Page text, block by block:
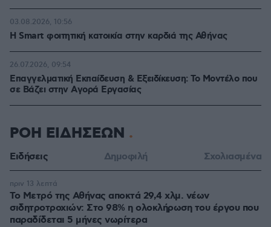
Η Smart φοιτητική κατοικία στην καρδιά της Αθήνας
03.08.2026, 10:56
Επαγγελματική Εκπαίδευση & Εξειδίκευση: Το Mοντέλο που
σε Bάζει στην Aγορά Eργασίας
26.07.2026, 09:54
ΡΟΗ ΕΙΔΗΣΕΩΝ
Ειδήσεις Δημοφιλή Σχολιασμένα
Το Μετρό της Αθήνας αποκτά 29,4 χλμ. νέων
σιδητροτροχιών: Στο 98% η ολοκλήρωση του έργου που
παραδίδεται 5 μήνες νωρίτερα
πριν 13 λεπτά